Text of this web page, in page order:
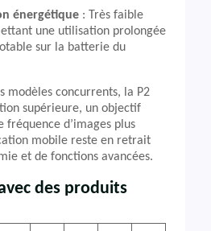
énergétique : Très faible
une utilisation prolongée
sur la batterie du
modèles concurrents, la P2
supérieure, un objectif
fréquence d’images plus
mobile reste en retrait
et de fonctions avancées.
des produits